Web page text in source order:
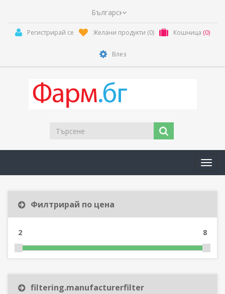
Регистрирай се Желани продукти (0) Кошница (0)
Влез
Филтрирай по цена
2 8
filtering.manufacturerfilter